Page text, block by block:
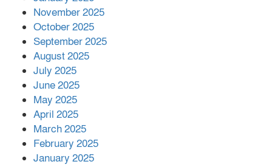
নলছিটিতে শ্রমিকদলের অবৈধ কমিটি
প্রকাশের অভিযোগ
November 2025
October 2025
September 2025
August 2025
July 2025
June 2025
May 2025
April 2025
March 2025
February 2025
January 2025